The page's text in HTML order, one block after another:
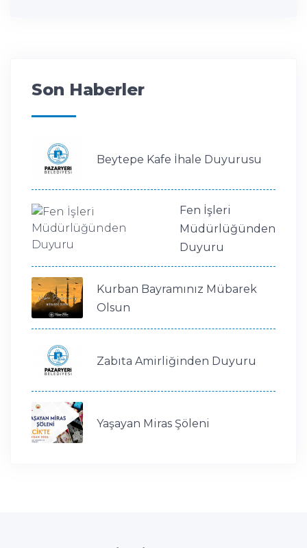
Son Haberler
Beytepe Kafe İhale Duyurusu
Fen İşleri
Müdürlüğünden
Duyuru
Kurban Bayramınız Mübarek
Olsun
Zabıta Amirliğinden Duyuru
Yaşayan Miras Şöleni